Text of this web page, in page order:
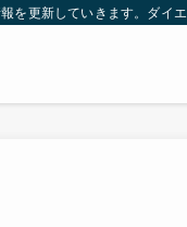
を更新していきます。ダ